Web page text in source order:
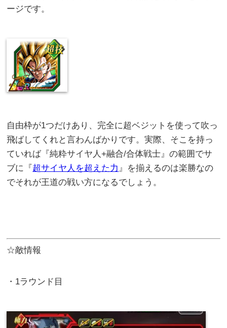
ージです。
自由枠が1つだけあり、完全に超ベジットを使って吹っ
飛ばしてくれと言わんばかりです。実際、そこを持っ
ていれば『純粋サイヤ人+融合/合体戦士』の範囲でサ
ブに『超サイヤ人を超えた力 』を揃えるのは楽勝なの
でそれが王道の戦い方になるでしょう。
☆敵情報
・1ラウンド目